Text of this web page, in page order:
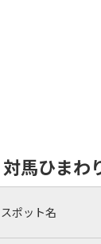
対馬ひまわ
スポット名